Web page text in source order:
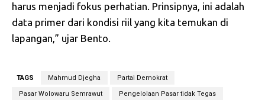
harus menjadi fokus perhatian. Prinsipnya, ini adalah
data primer dari kondisi riil yang kita temukan di
lapangan,” ujar Bento.
TAGS Mahmud Djegha Partai Demokrat
Pasar Wolowaru Semrawut Pengelolaan Pasar tidak Tegas